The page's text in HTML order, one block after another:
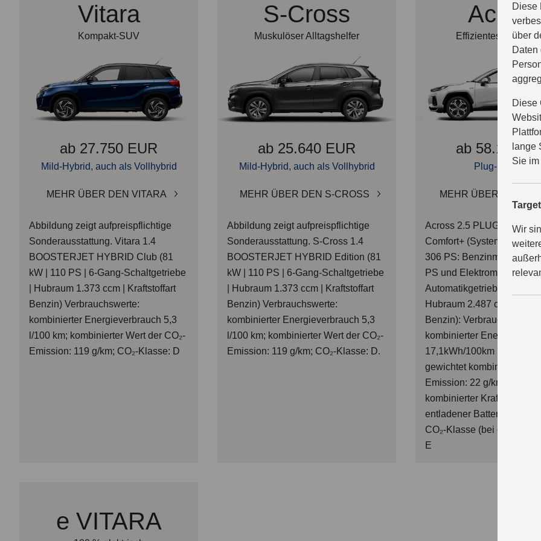
Diese
über
Daten
Diese
lange
Sie
Wir
Vitara
Kompakt-SUV
ab 27.750 EUR
Mild-Hybrid, auch als Vollhybrid
MEHR ÜBER DEN VITARA
Abbildung zeigt aufpreispflichtige
Sonderausstattung. Vitara 1.4
BOOSTERJET HYBRID Club (81
kW | 110 PS | 6-Gang-Schaltgetriebe
| Hubraum 1.373 ccm | Kraftstoffart
Benzin) Verbrauchswerte:
kombinierter Energieverbrauch 5,3
l/100 km; kombinierter Wert der CO₂-
Emission: 119 g/km; CO₂-Klasse: D
S-Cross
Muskulöser Alltagshelfer
ab 25.640 EUR
Mild-Hybrid, auch als Vollhybrid
MEHR ÜBER DEN S-CROSS
Abbildung zeigt aufpreispflichtige
Sonderausstattung. S-Cross 1.4
BOOSTERJET HYBRID Edition (81
kW | 110 PS | 6-Gang-Schaltgetriebe
| Hubraum 1.373 ccm | Kraftstoffart
Benzin) Verbrauchswerte:
kombinierter Energieverbrauch 5,3
l/100 km; kombinierter Wert der CO₂-
Emission: 119 g/km; CO₂-Klasse: D.
Across
Effizientes Power-
ab 58.190
Plug-in Hybrid
MEHR ÜBER DEN
Across 2.5 PLUG-IN
Comfort+ (Systemleistung
306 PS: Benzinmotor 136
PS und Elektromotor 134
Automatikgetriebe
Hubraum 2.487 ccm |
Benzin): Verbrauchswerte:
kombinierter
17,1kWh/100km plus 1,0 l/
gewichtet kombinierter Wert
Emission: 22 g/km; CO₂-
kombinierter
entladener Batterie: 6,6 l/
CO₂-Klasse (bei
E
e VITARA